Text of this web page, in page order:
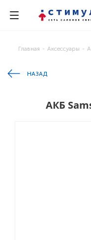
Главная - Аксессуары -
НАЗАД
АКБ